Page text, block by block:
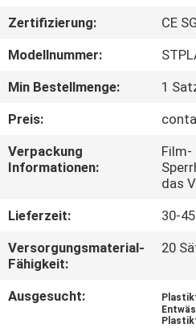
FABRIK-
AUSFLUG
SIE
MIT
UNS
IN
Zertifizierung:
CE
Modellnummer:
Min Bestellmenge:
1
Preis:
Verpackung
Informationen:
Film-
das
Lieferzeit:
30-
Versorgungsmaterial-
Fähigkeit:
20
Ausgesucht: